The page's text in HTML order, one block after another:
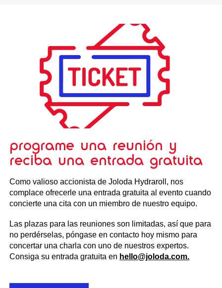
programe una reunión y
reciba una entrada gratuita
Como valioso accionista de Joloda Hydraroll, nos
complace ofrecerle una entrada gratuita al evento cuando
concierte una cita con un miembro de nuestro equipo.
Las plazas para las reuniones son limitadas, así que para
no perdérselas, póngase en contacto hoy mismo para
concertar una charla con uno de nuestros expertos.
Consiga su entrada gratuita en hello@joloda.com.